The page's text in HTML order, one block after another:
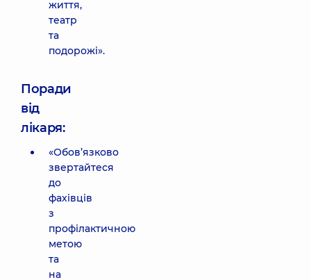
життя,
театр
та
подорожі».
Поради
від
лікаря:
«Обов’язково
звертайтеся
до
фахівців
з
профілактичною
метою
та
на